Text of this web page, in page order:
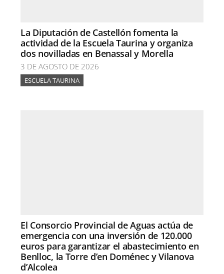
La Diputación de Castellón fomenta la
actividad de la Escuela Taurina y organiza
dos novilladas en Benassal y Morella
3 DE AGOSTO DE 2026
ESCUELA TAURINA
El Consorcio Provincial de Aguas actúa de
emergencia con una inversión de 120.000
euros para garantizar el abastecimiento en
Benlloc, la Torre d’en Doménec y Vilanova
d’Alcolea